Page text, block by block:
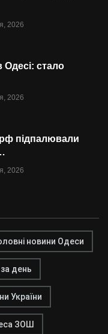
2026
Одесі: стало
2026
рф підпалювали
2026
новини Одеси
день
України
ЗОШ